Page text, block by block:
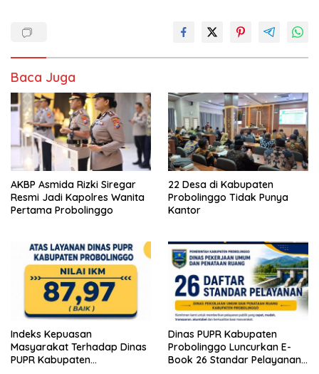
Baca Juga
AKBP Asmida Rizki Siregar
Resmi Jadi Kapolres Wanita
Pertama Probolinggo
22 Desa di Kabupaten
Probolinggo Tidak Punya
Kantor
Indeks Kepuasan
Masyarakat Terhadap Dinas
PUPR Kabupaten
Dinas PUPR Kabupaten
Probolinggo Luncurkan E-
Book 26 Standar Pelayanan